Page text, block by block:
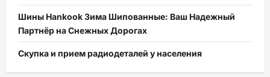
Шины Hankook Зима Шипованные: Ваш Надежный
Партнёр на Снежных Дорогах
Скупка и прием радиодеталей у населения